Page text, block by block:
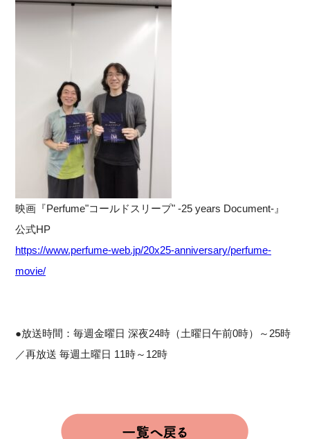
映画『Perfume"コールドスリープ" -25 years Document-』
公式HP
https://www.perfume-web.jp/20x25-anniversary/perfume-
movie/
●放送時間：毎週金曜日 深夜24時（土曜日午前0時）～25時
／再放送 毎週土曜日 11時～12時